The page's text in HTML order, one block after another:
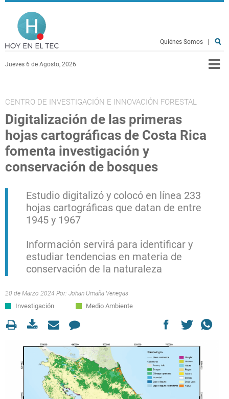
Pasar al contenido principal
Jueves 6 de Agosto, 2026
Quiénes Somos
CENTRO DE INVESTIGACIÓN E INNOVACIÓN FORESTAL
Digitalización de las primeras
hojas cartográficas de Costa Rica
fomenta investigación y
conservación de bosques
Estudio digitalizó y colocó en línea 233
hojas cartográficas que datan de entre
1945 y 1967
Información servirá para identificar y
estudiar tendencias en materia de
conservación de la naturaleza
20 de Marzo 2024 Por: Johan Umaña Venegas
Investigación Medio Ambiente